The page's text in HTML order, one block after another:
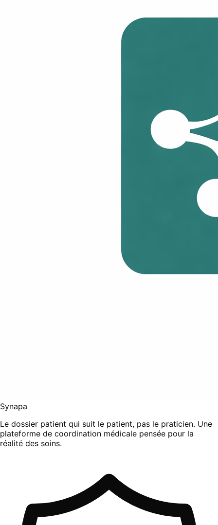
Synapa
Le dossier patient qui suit le patient, pas le praticien. Une
plateforme de coordination médicale pensée pour la
réalité des soins.